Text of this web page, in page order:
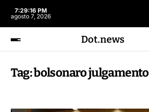
7:29:16 PM
agosto 7, 2026
Dot.news
Tag:bolsonaro julgamento